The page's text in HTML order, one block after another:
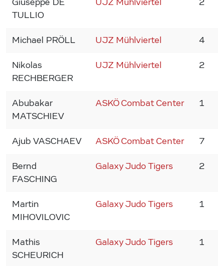
TULLIO
Michael PRÖLL UJZ Mühlviertel 4
Nikolas
RECHBERGER
UJZ Mühlviertel 2
Abubakar
MATSCHIEV
ASKÖ Combat Center 1
Ajub VASCHAEV ASKÖ Combat Center 7
Bernd
FASCHING
Galaxy Judo Tigers 2
Martin
MIHOVILOVIC
Galaxy Judo Tigers 1
Mathis
SCHEURICH
Galaxy Judo Tigers 1